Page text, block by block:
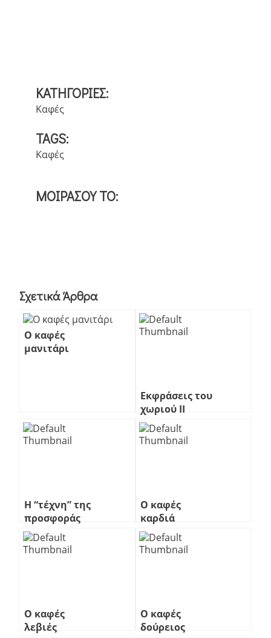
ΚΑΤΗΓΟΡΙΕΣ:
Καφές
TAGS:
Καφές
ΜΟΙΡΑΣΟΥ ΤΟ:
Σχετικά Άρθρα
Ο καφές
μανιτάρι
Εκφράσεις του
χωριού ΙΙ
Η “τέχνη” της
προσφοράς
Ο καφές
καρδιά
Ο καφές
λεβιές
Ο καφές
δούρειος